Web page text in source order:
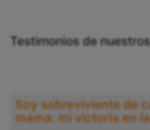
Testimonios de
Soy sobreviviente de
mama: mi victoria en